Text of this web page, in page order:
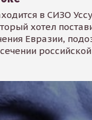
в СИЗО
хотел
Евразии,